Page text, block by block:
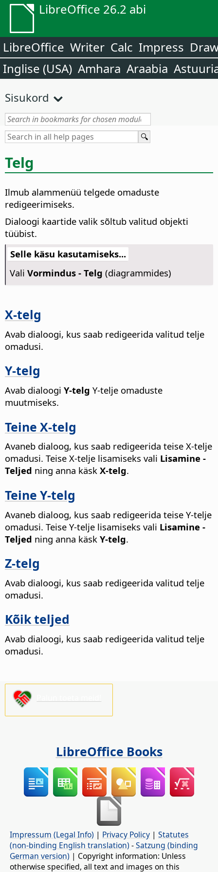
LibreOffice 26.2 abi
LibreOffice Writer Calc Impress
Inglise (USA) Amhara Araabia
Sisukord
Telg
Ilmub alammenüü telgede omaduste
redigeerimiseks.
Dialoogi kaartide valik sõltub valitud objekti
tüübist.
Selle käsu kasutamiseks...
Vali Vormindus - Telg (diagrammides)
X-telg
Avab dialoogi, kus saab redigeerida valitud telje
omadusi.
Y-telg
Avab dialoogi Y-telg Y-telje omaduste
muutmiseks.
Teine X-telg
Avaneb dialoog, kus saab redigeerida teise X-telje
omadusi. Teise X-telje lisamiseks vali Lisamine -
Teljed ning anna käsk X-telg.
Teine Y-telg
Avaneb dialoog, kus saab redigeerida teise Y-telje
omadusi. Teise Y-telje lisamiseks vali Lisamine -
Teljed ning anna käsk Y-telg.
Z-telg
Avab dialoogi, kus saab redigeerida valitud telje
omadusi.
Kõik teljed
Avab dialoogi, kus saab redigeerida valitud telje
omadusi.
LibreOffice Books
Impressum (Legal Info) | Privacy Policy | Statutes
(non-binding English translation) -Satzung (binding
German version) | Copyright information: Unless
otherwise specified, all text and images on this